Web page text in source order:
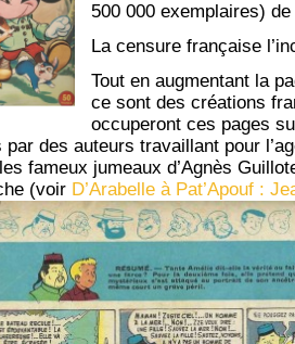
500 000 exemplaires)
La censure française
Tout en augmentant la
ce sont des créations
occuperont ces pages
par des auteurs travaillant pour
fameux jumeaux d’Agnès
(voir D’Arabelle à Pat’Apouf :